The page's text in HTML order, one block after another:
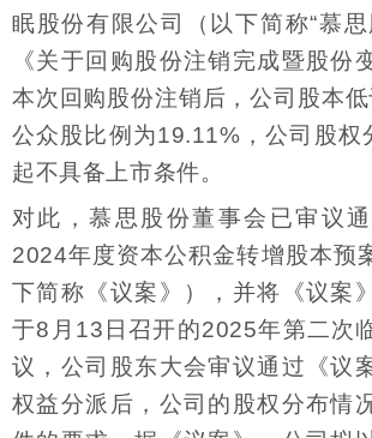
眠股份有限公司（以下简称“慕思
《关于回购股份注销完成暨股份
本次回购股份注销后，公司股本
公众股比例为19.11%，公司股权
起不具备上市条件。
对此，慕思股份董事会已审议
2024年度资本公积金转增股本预
下简称《议案》），并将《议案
于8月13日召开的2025年第二次
议，公司股东大会审议通过《议
权益分派后，公司的股权分布情